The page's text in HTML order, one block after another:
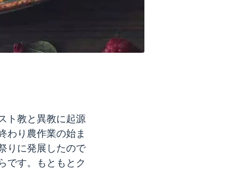
ト教と異教に起源
わり農作業の始ま
りに発展したので
です。もともとク